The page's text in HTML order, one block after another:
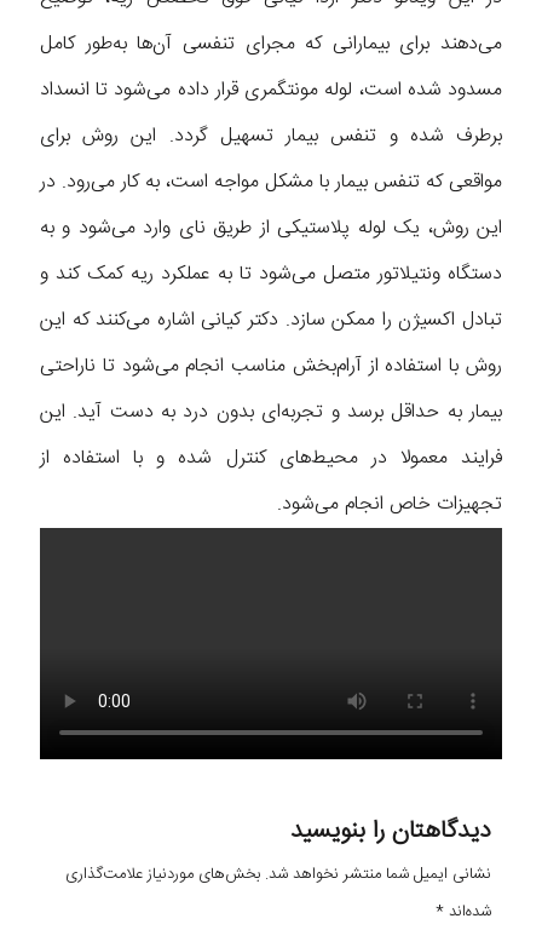
می‌دهند برای بیمارانی که مجرای تنفسی آن‌ها به‌طور کامل
مسدود شده است، لوله مونتگمری قرار داده می‌شود تا انسداد
برطرف شده و تنفس بیمار تسهیل گردد. این روش برای
مواقعی که تنفس بیمار با مشکل مواجه است، به کار می‌رود. در
این روش، یک لوله پلاستیکی از طریق نای وارد می‌شود و به
دستگاه ونتیلاتور متصل می‌شود تا به عملکرد ریه کمک کند و
تبادل اکسیژن را ممکن سازد. دکتر کیانی اشاره می‌کنند که این
روش با استفاده از آرام‌بخش مناسب انجام می‌شود تا ناراحتی
بیمار به حداقل برسد و تجربه‌ای بدون درد به دست آید. این
فرایند معمولا در محیط‌های کنترل شده و با استفاده از
تجهیزات خاص انجام می‌شود.
دیدگاهتان را بنویسید
نشانی ایمیل شما منتشر نخواهد شد. بخش‌های موردنیاز علامت‌گذاری
شده‌اند*